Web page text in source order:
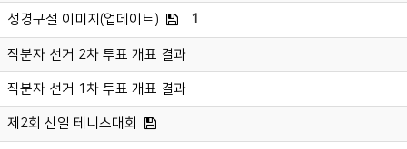
성경구절 이미지(업데이트) 1
직분자 선거 2차 투표 개표 결과
직분자 선거 1차 투표 개표 결과
제2회 신일 테니스대회